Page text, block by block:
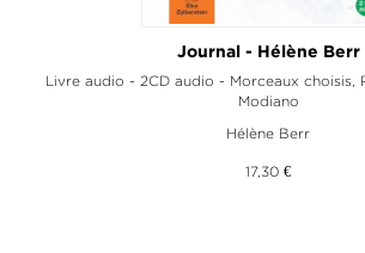
Journal - Hélène Berr
Livre audio - 2CD audio - Morceaux choisis,
Modiano
Hélène Berr
17,30 €